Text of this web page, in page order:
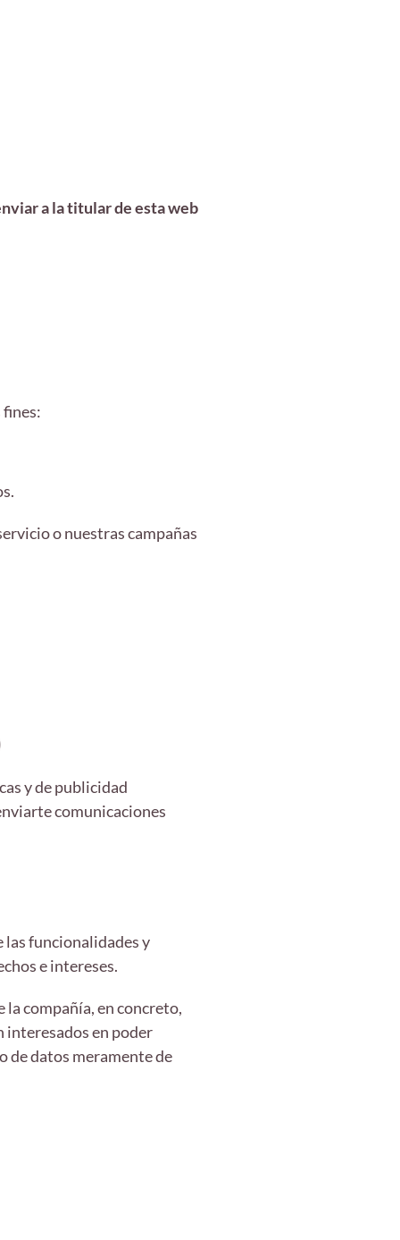
a la titular de esta web
o nuestras campañas
y de publicidad
comunicaciones
las funcionalidades y
e intereses.
compañía, en concreto,
interesados en poder
de datos meramente de